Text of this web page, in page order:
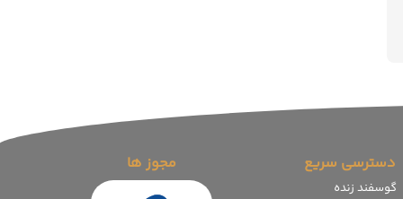
دسترسی سریع
گوسفند زنده
مجوز ها